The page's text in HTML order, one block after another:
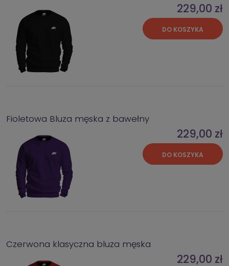
229,00 zł
DO KOSZYKA
Fioletowa Bluza męska z bawełny
229,00 zł
DO KOSZYKA
Czerwona klasyczna bluza męska
229,00 zł